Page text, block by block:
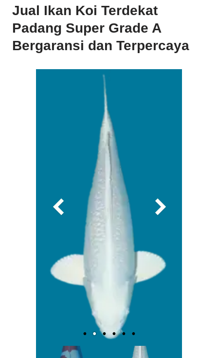
Jual Ikan Koi Terdekat
Padang Super Grade A
Bergaransi dan Terpercaya
Terjual 52rb+ | Rating: